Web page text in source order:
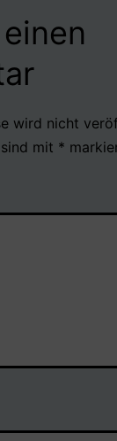
wird nicht
mit *